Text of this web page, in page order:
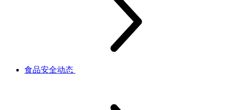
食品安全动态